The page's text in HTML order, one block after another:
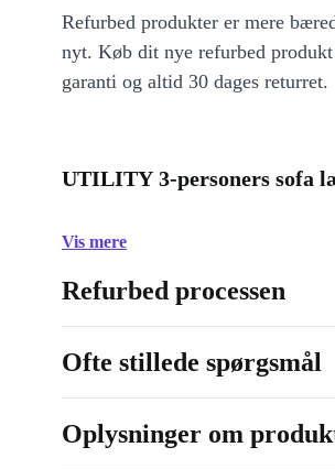
Refurbed produkter er mere
nyt. Køb dit nye refurbed
garanti og altid 30 dages returret.
UTILITY 3-personers sofa
Vis mere
Refurbed processen
Ofte stillede spørgsmål
Oplysninger om